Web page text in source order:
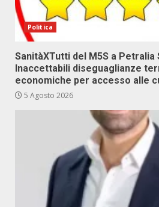
Politica
SanitàXTutti del M5S a Petralia
Inaccettabili diseguaglianze
economiche per accesso alle
5 Agosto 2026